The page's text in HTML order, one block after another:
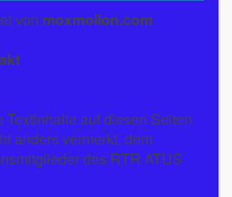
von moxmolion.com
auf diesen Seiten
anders vermerkt, dem
des RTR ATUS